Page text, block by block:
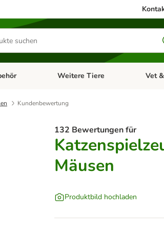
öffnen: HundefutterKategorie-Menü öffnen:
Weitere Tiere Vet
Kundenbewertung
132 Bewertungen für
Mäusen
Produktbild hochladen